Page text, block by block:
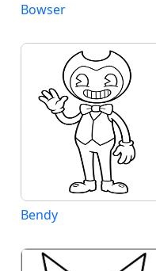
Bowser
Bendy